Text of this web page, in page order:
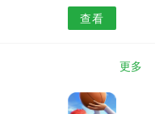
查看
更多